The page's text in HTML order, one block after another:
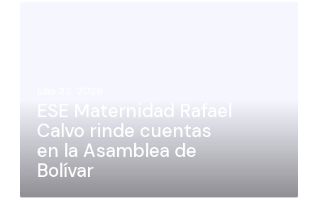
ESE Maternidad Rafael
Calvo rinde cuentas
en la Asamblea de
Bolívar